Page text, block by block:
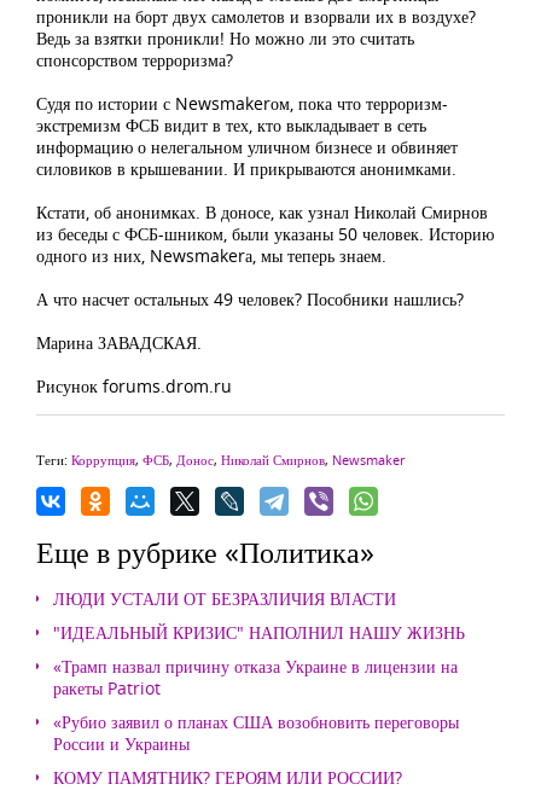
проникли на борт двух самолетов и взорвали их в воздухе?
Ведь за взятки проникли! Но можно ли это считать
спонсорством терроризма?
Судя по истории с Newsmakerом, пока что терроризм-
экстремизм ФСБ видит в тех, кто выкладывает в сеть
информацию о нелегальном уличном бизнесе и обвиняет
силовиков в крышевании. И прикрываются анонимками.
Кстати, об анонимках. В доносе, как узнал Николай Смирнов
из беседы с ФСБ-шником, были указаны 50 человек. Историю
одного из них, Newsmakerа, мы теперь знаем.
А что насчет остальных 49 человек? Пособники нашлись?
Марина ЗАВАДСКАЯ.
Рисунок forums.drom.ru
Теги: Коррупция, ФСБ, Донос, Николай Смирнов, Newsmaker
Еще в рубрике «Политика»
ЛЮДИ УСТАЛИ ОТ БЕЗРАЗЛИЧИЯ ВЛАСТИ
"ИДЕАЛЬНЫЙ КРИЗИС" НАПОЛНИЛ НАШУ ЖИЗНЬ
«Трамп назвал причину отказа Украине в лицензии на
ракеты Patriot
«Рубио заявил о планах США возобновить переговоры
России и Украины
КОМУ ПАМЯТНИК? ГЕРОЯМ ИЛИ РОССИИ?